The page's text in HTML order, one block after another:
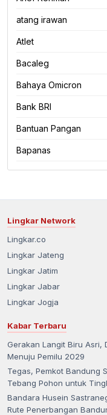
atang irawan
Atlet
Bacaleg
Bahaya Omicron
Bank BRI
Bantuan Pangan
Bapanas
Lingkar Network
Lingkar.co
Lingkar Jateng
Lingkar Jatim
Lingkar Jabar
Lingkar Jogja
Kabar Terbaru
Gerakan Langit Biru Asri,
Menuju Pemilu 2029
Tegas, Pemkot Bandung
Tebang Pohon untuk
Bandara Husein
Rute Penerbangan